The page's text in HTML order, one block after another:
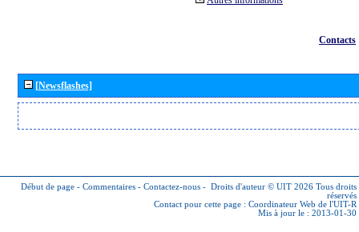
Contacts
[Newsflashes]
Début de page - Commentaires - Contactez-nous - Droits d'auteur © UIT 2026 Tous droits
réservés
Contact pour cette page : Coordinateur Web de l'UIT-R
Mis à jour le : 2013-01-30